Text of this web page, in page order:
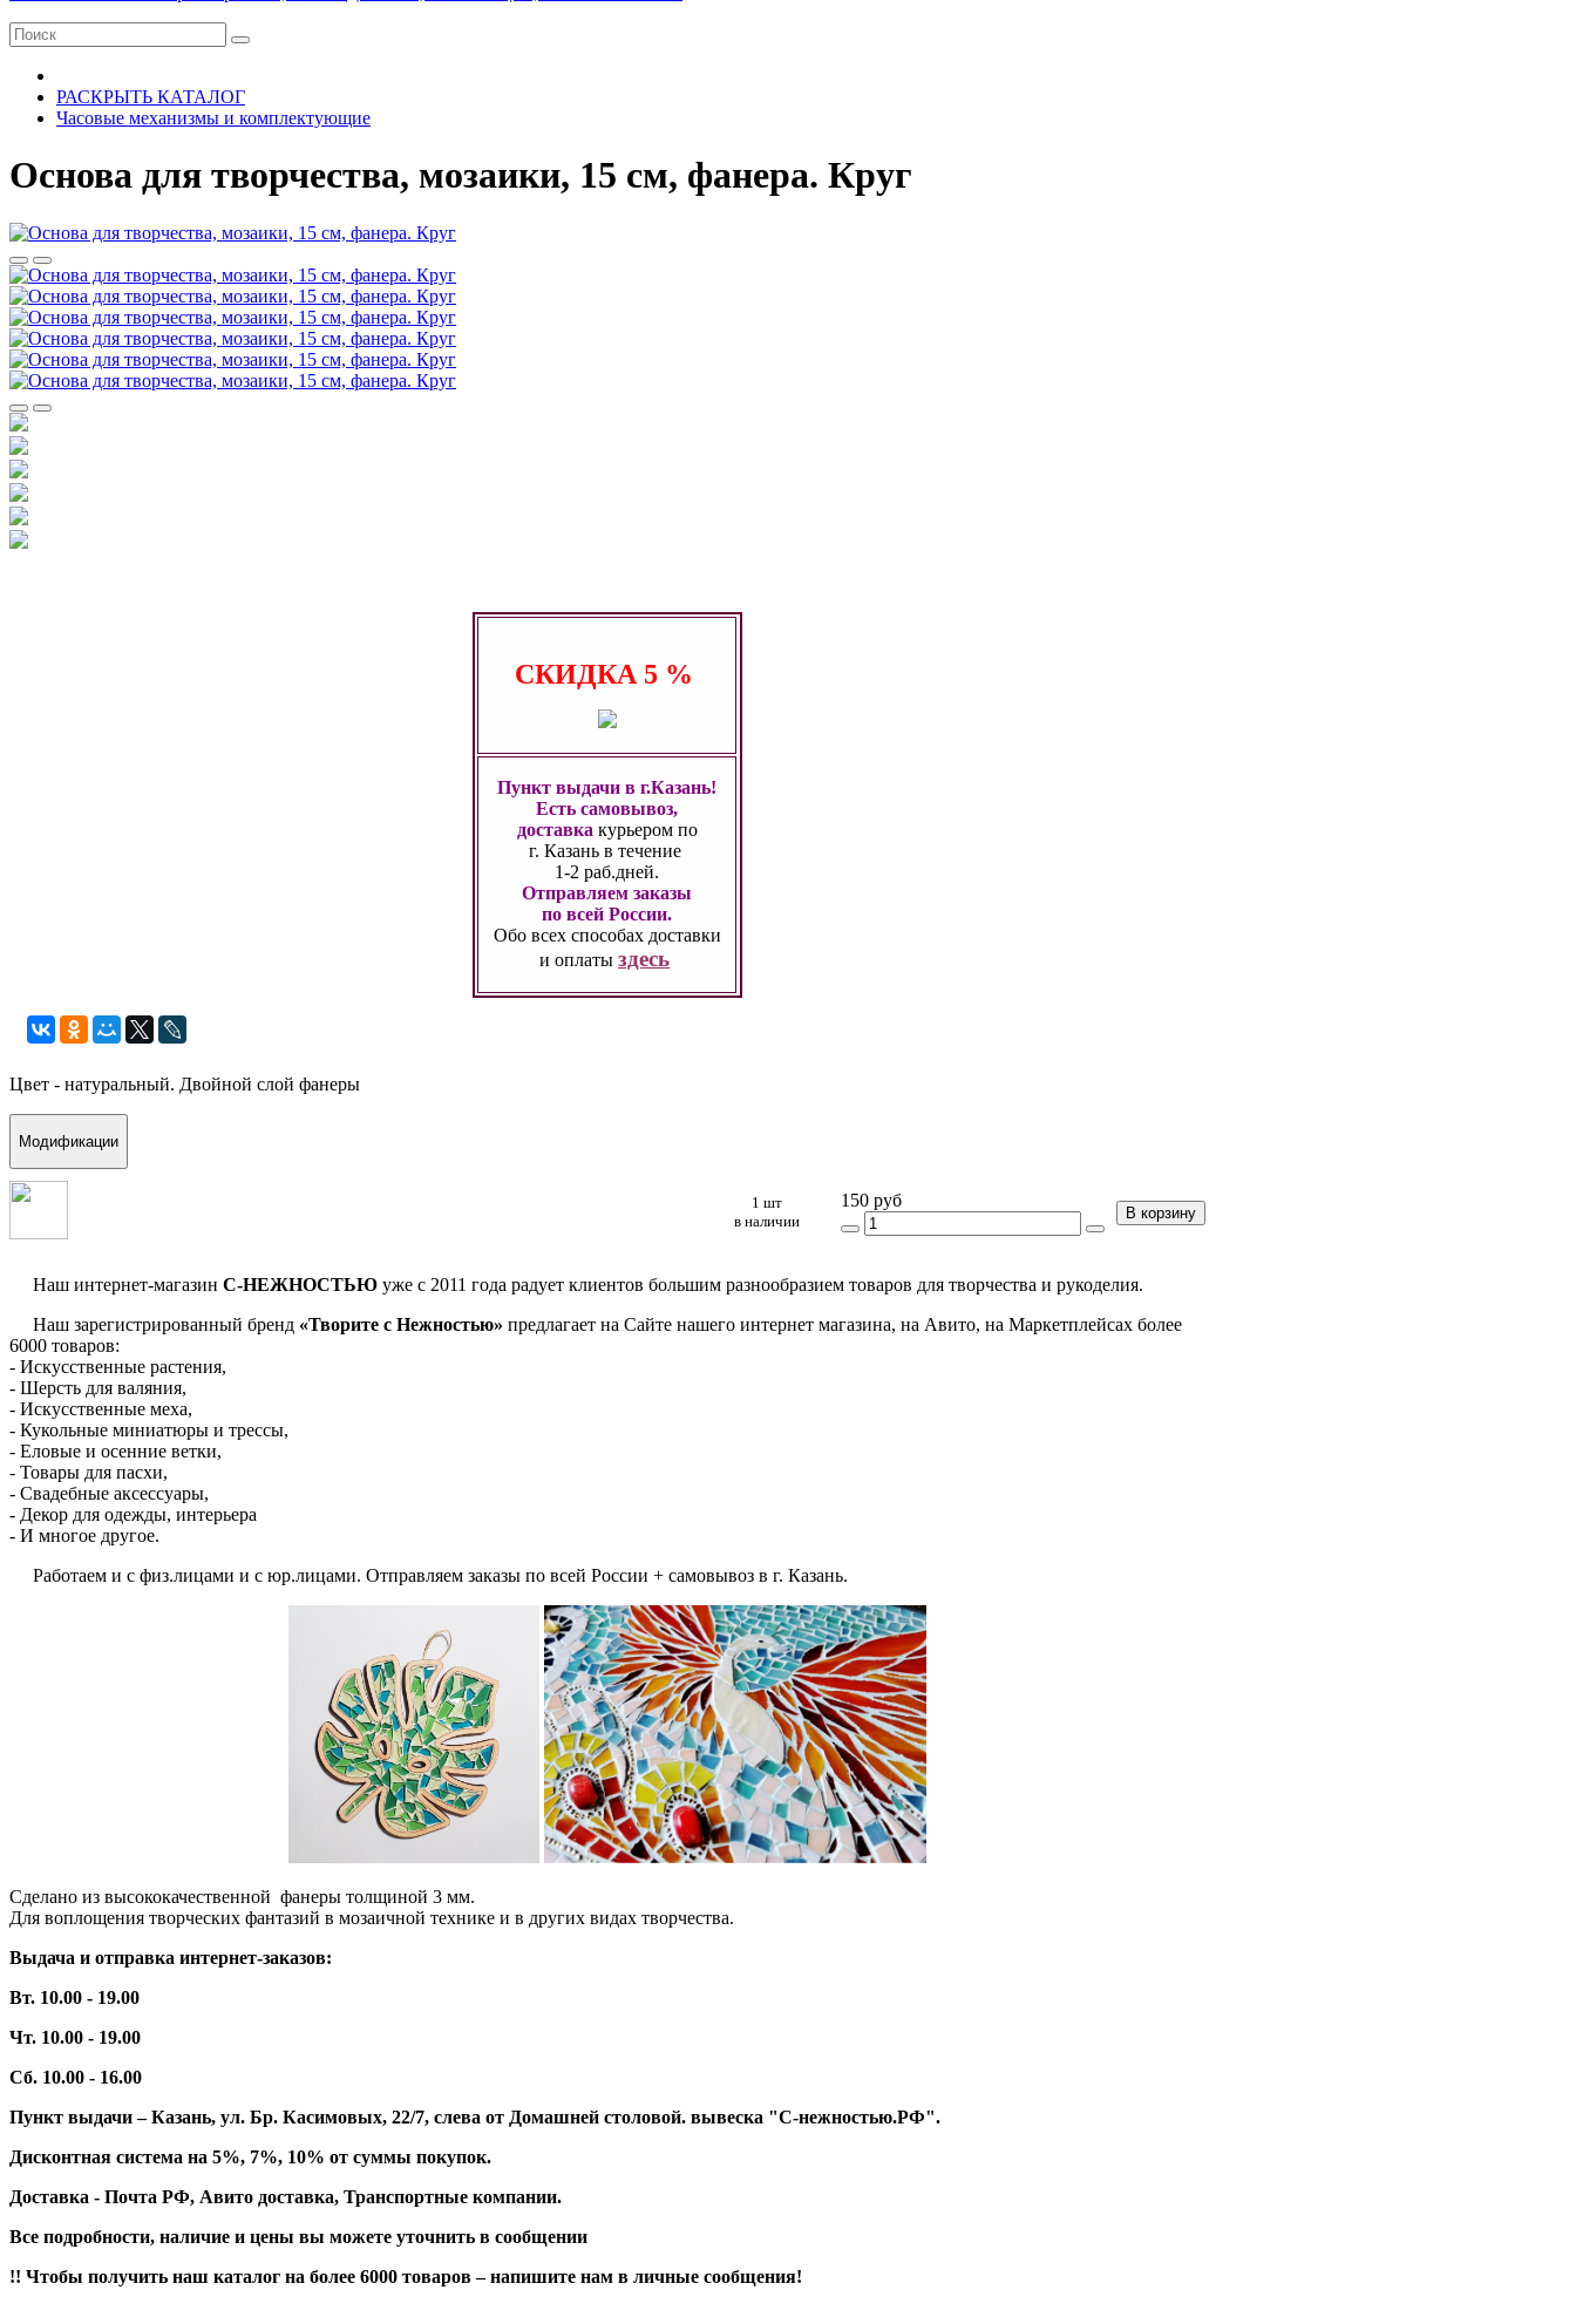
РАСКРЫТЬ КАТАЛОГ
Часовые механизмы и комплектующие
Основа для творчества, мозаики, 15 см, фанера. Круг
СКИДКА 5 %
Пункт выдачи в г.Казань!
Есть самовывоз,
доставка курьером по
г. Казань в течение
1-2 раб.дней.
Отправляем заказы
по всей России.
Обо всех способах доставки
и оплатыздесь
Цвет - натуральный. Двойной слой фанеры
Модификации
1 шт
в наличии
150 руб
В корзину
Наш интернет-магазин С-НЕЖНОСТЬЮ уже с 2011 года радует клиентов большим разнообразием товаров для творчества и рукоделия.
Наш зарегистрированный бренд «Творите с Нежностью» предлагает на Сайте нашего интернет магазина, на Авито, на Маркетплейсах более
6000 товаров:
- Искусственные растения,
- Шерсть для валяния,
- Искусственные меха,
- Кукольные миниатюры и трессы,
- Еловые и осенние ветки,
- Товары для пасхи,
- Свадебные аксессуары,
- Декор для одежды, интерьера
- И многое другое.
Работаем и с физ.лицами и с юр.лицами. Отправляем заказы по всей России + самовывоз в г. Казань.
Сделано из высококачественной фанеры толщиной 3 мм.
Для воплощения творческих фантазий в мозаичной технике и в других видах творчества.
Выдача и отправка интернет-заказов:
Вт. 10.00 - 19.00
Чт. 10.00 - 19.00
Сб. 10.00 - 16.00
Пункт выдачи – Казань, ул. Бр. Касимовых, 22/7, слева от Домашней столовой. вывеска "С-нежностью.РФ".
Дисконтная система на 5%, 7%, 10% от суммы покупок.
Доставка - Почта РФ, Авито доставка, Транспортные компании.
Все подробности, наличие и цены вы можете уточнить в сообщении
!! Чтобы получить наш каталог на более 6000 товаров – напишите нам в личные сообщения!